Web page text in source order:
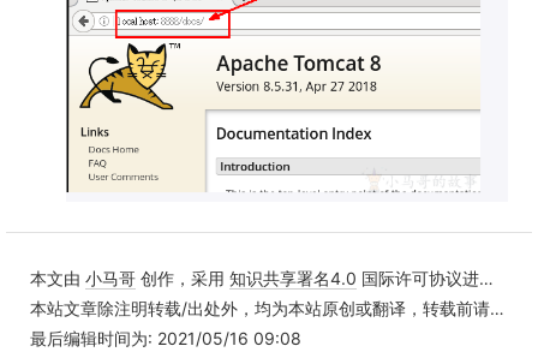
本文由 小马哥 创作，采用 知识共享署名4.0 国际许可协议进行许可
本站文章除注明转载/出处外，均为本站原创或翻译，转载前请务必署名
最后编辑时间为: 2021/05/16 09:08